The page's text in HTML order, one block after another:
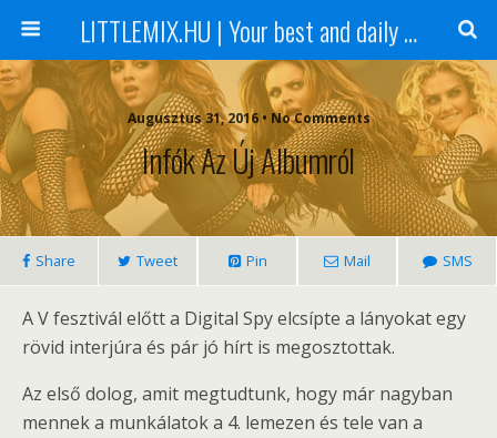
LITTLEMIX.HU | Your best and daily updated fansite about Little Mix
Augusztus 31, 2016 • No Comments
Infók Az Új Albumról
Share Tweet Pin Mail SMS
A V fesztivál előtt a Digital Spy elcsípte a lányokat egy
rövid interjúra és pár jó hírt is megosztottak.
Az első dolog, amit megtudtunk, hogy már nagyban
mennek a munkálatok a 4. lemezen és tele van a